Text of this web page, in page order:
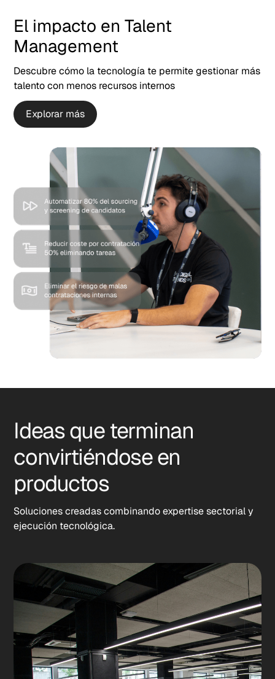
El impacto en Talent
Management
Descubre cómo la tecnología te permite gestionar más
talento con menos recursos internos
Explorar más
Ideas que terminan
convirtiéndose en
productos
Soluciones creadas combinando expertise sectorial y
ejecución tecnológica.